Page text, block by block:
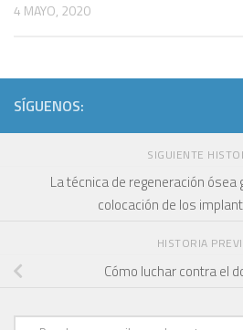
4 MAYO, 2020
SÍGUENOS:
SIGUIENTE
La técnica de regeneración ósea
colocación de los
HISTORIA
Cómo luchar contra el